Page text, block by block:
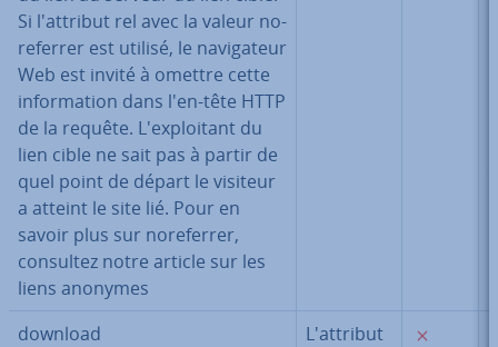
Si l'at­tri­but rel avec la valeur no­
re­fer­rer est utilisé, le na­vi­ga­teur
Web est invité à omettre cette
in­for­ma­tion dans l'en-tête HTTP
de la requête. L'ex­ploi­tant du
lien cible ne sait pas à partir de
quel point de départ le visiteur
a atteint le site lié. Pour en
savoir plus sur no­re­fer­rer,
consultez notre article sur les
liens anonymes
download
L'at­tri­but